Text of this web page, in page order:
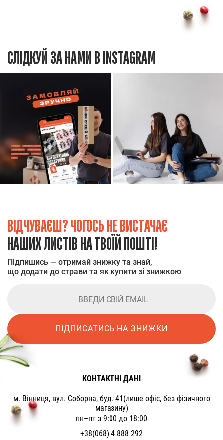
СЛІДКУЙ ЗА НАМИ В INSTAGRAM
ВІДЧУВАЄШ? ЧОГОСЬ НЕ ВИСТАЧАЄ
НАШИХ ЛИСТІВ НА ТВОЇЙ ПОШТІ!
Підпишись — отримай знижку та знай,
що додати до страви та як купити зі знижкою
ПІДПИСАТИСЬ НА ЗНИЖКИ
КОНТАКТНІ ДАНІ
м. Вінниця, вул. Соборна, буд. 41(лише офіс, без фізичного
магазину)
пн–пт з 9:00 до 18:00
+38(068) 4 888 292